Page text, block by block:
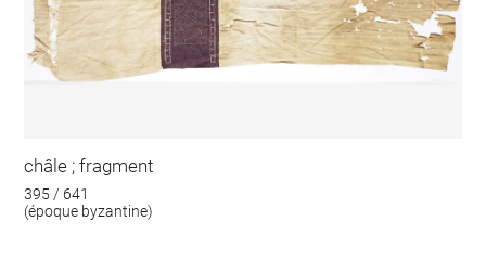
châle ; fragment
395 / 641
(époque byzantine)